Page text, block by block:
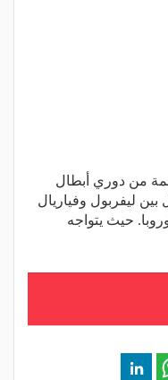
من دوري أبطال
بين ليفربول وفياريال
حيث يتواجه